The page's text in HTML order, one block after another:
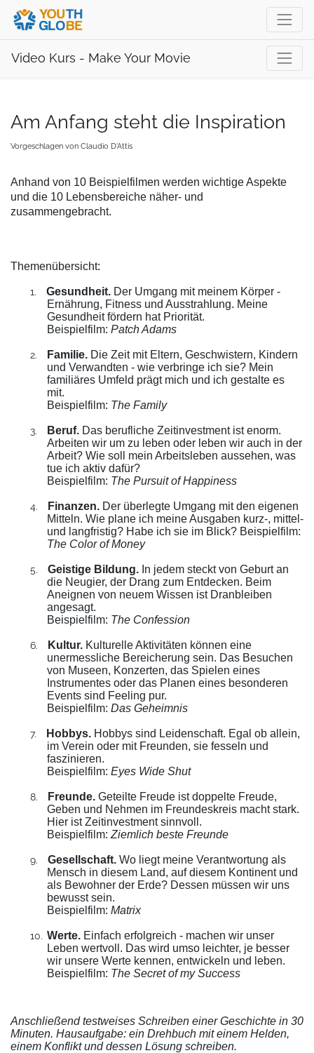
Video Kurs - Make Your Movie
Am Anfang steht die Inspiration
Vorgeschlagen von Claudio D'Attis
Anhand von 10 Beispielfilmen werden wichtige Aspekte
und die 10 Lebensbereiche näher- und
zusammengebracht.
Themenübersicht:
1. Gesundheit. Der Umgang mit meinem Körper -
Ernährung, Fitness und Ausstrahlung. Meine
Gesundheit fördern hat Priorität.
Beispielfilm: Patch Adams
2. Familie. Die Zeit mit Eltern, Geschwistern, Kindern
und Verwandten - wie verbringe ich sie? Mein
familiäres Umfeld prägt mich und ich gestalte es
mit.
Beispielfilm: The Family
3. Beruf. Das berufliche Zeitinvestment ist enorm.
Arbeiten wir um zu leben oder leben wir auch in der
Arbeit? Wie soll mein Arbeitsleben aussehen, was
tue ich aktiv dafür?
Beispielfilm: The Pursuit of Happiness
4. Finanzen. Der überlegte Umgang mit den eigenen
Mitteln. Wie plane ich meine Ausgaben kurz-, mittel-
und langfristig? Habe ich sie im Blick? Beispielfilm:
The Color of Money
5. Geistige Bildung. In jedem steckt von Geburt an
die Neugier, der Drang zum Entdecken. Beim
Aneignen von neuem Wissen ist Dranbleiben
angesagt.
Beispielfilm: The Confession
6. Kultur. Kulturelle Aktivitäten können eine
unermessliche Bereicherung sein. Das Besuchen
von Museen, Konzerten, das Spielen eines
Instrumentes oder das Planen eines besonderen
Events sind Feeling pur.
Beispielfilm: Das Geheimnis
7. Hobbys. Hobbys sind Leidenschaft. Egal ob allein,
im Verein oder mit Freunden, sie fesseln und
faszinieren.
Beispielfilm: Eyes Wide Shut
8. Freunde. Geteilte Freude ist doppelte Freude,
Geben und Nehmen im Freundeskreis macht stark.
Hier ist Zeitinvestment sinnvoll.
Beispielfilm: Ziemlich beste Freunde
9. Gesellschaft. Wo liegt meine Verantwortung als
Mensch in diesem Land, auf diesem Kontinent und
als Bewohner der Erde? Dessen müssen wir uns
bewusst sein.
Beispielfilm: Matrix
10. Werte. Einfach erfolgreich - machen wir unser
Leben wertvoll. Das wird umso leichter, je besser
wir unsere Werte kennen, entwickeln und leben.
Beispielfilm: The Secret of my Success
Anschließend testweises Schreiben einer Geschichte in 30
Minuten. Hausaufgabe: ein Drehbuch mit einem Helden,
einem Konflikt und dessen Lösung schreiben.